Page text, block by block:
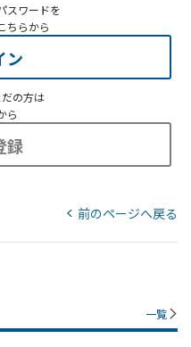
スワードを
ちらから
ン
の方は
ら
録
前のページへ戻る
一覧